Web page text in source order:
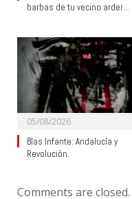
barbas de tu vecino arder…
05/08/2026
Blas Infante: Andalucía y
Revolución.
Comments are closed.